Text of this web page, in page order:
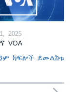
2025
VOA
ክፍሎች ይመልከቱ